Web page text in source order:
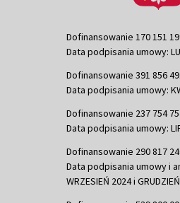
Dofinansowanie 170 151
Data podpisania umowy:
Dofinansowanie 391 856
Data podpisania umowy:
Dofinansowanie 237 754
Data podpisania umowy:
Dofinansowanie 290 817
Data podpisania umowy i
WRZESIEŃ 2024 i